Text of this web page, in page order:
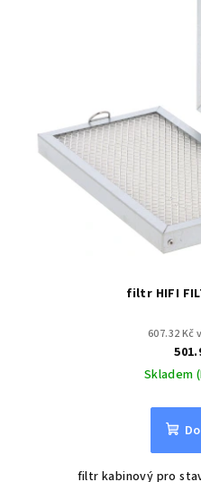
filtr HIFI
607.32 Kč
Skladem
filtr kabinový pro